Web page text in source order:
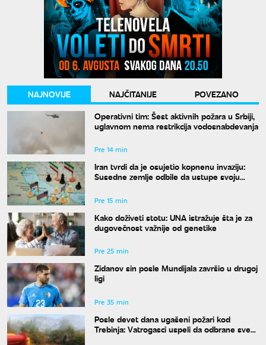
NAJNOVIJE NAJČITANIJE
POVEZANO
Operativni tim: Šest aktivnih požara u Srbiji,
uglavnom nema restrikcija vodosnabdevanja
Pre 14 min
Iran tvrdi da je osujetio kopnenu invaziju:
Susedne zemlje odbile da ustupe svoju
Pre 15 min
Kako doživeti stotu: UNA istražuje šta je za
dugovečnost važnije od genetike
Pre 25 min
Zidanov sin posle Mundijala završio u drugoj
ligi
Pre 35 min
Posle devet dana ugašeni požari kod
Trebinja: Vatrogasci uspeli da odbrane sve